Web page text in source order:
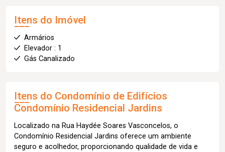
Itens do Imóvel
Armários
Elevador : 1
Gás Canalizado
Itens do Condomínio de Edifícios
Condomínio Residencial Jardins
Localizado na Rua Haydée Soares Vasconcelos, o
Condomínio Residencial Jardins oferece um ambiente
seguro e acolhedor, proporcionando qualidade de vida e